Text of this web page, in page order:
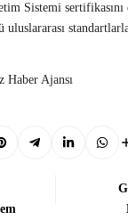
Sistemi sertifikasını
uluslararası
Ajansı